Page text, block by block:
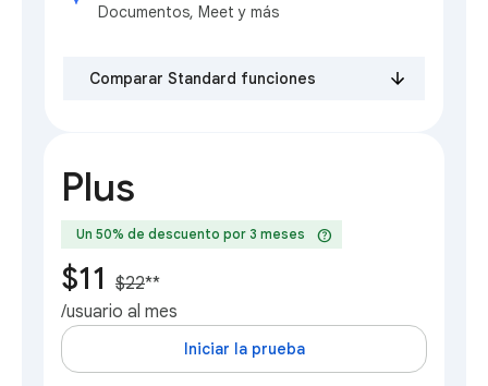
Documentos, Meet y más
Comparar Standard funciones
Plus
Un 50% de descuento por 3 meses help
$11 $22**
/usuario al mes
Iniciar la prueba